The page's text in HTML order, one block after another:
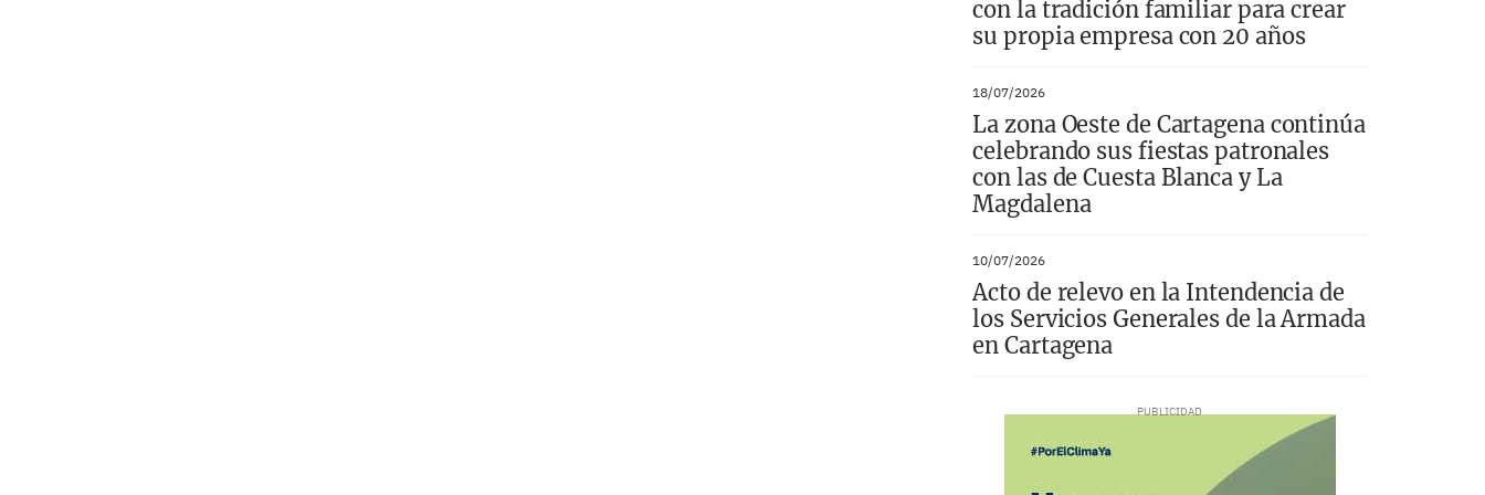
con la tradición familiar para crear
su propia empresa con 20 años
18/07/2026
La zona Oeste de Cartagena continúa
celebrando sus fiestas patronales
con las de Cuesta Blanca y La
Magdalena
10/07/2026
Acto de relevo en la Intendencia de
los Servicios Generales de la Armada
en Cartagena